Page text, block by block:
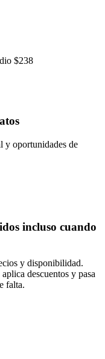
$238
y oportunidades de
incluso cuando
y disponibilidad.
descuentos y pasa
falta.